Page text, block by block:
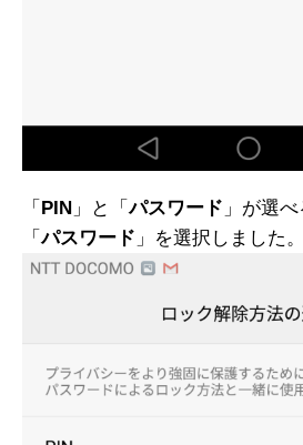
「 PIN 」と「パスワード 」が選
「パスワード 」を選択しました。